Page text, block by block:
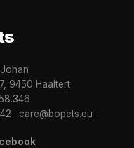
9450 Haaltert
· care@bopets.eu